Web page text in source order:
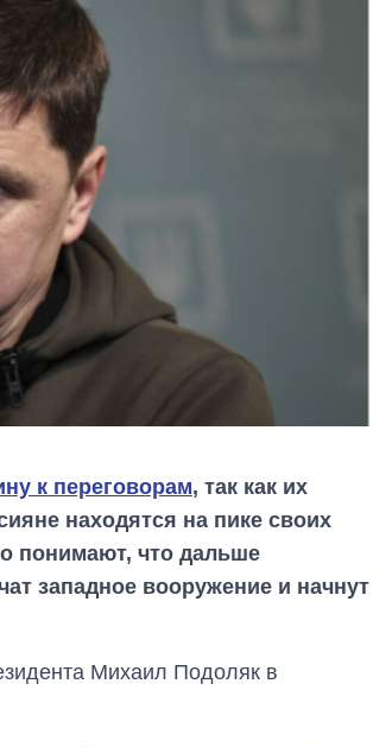
к переговорам, так как их
находятся на пике своих
понимают, что дальше
западное вооружение и начнут
Михаил Подоляк в